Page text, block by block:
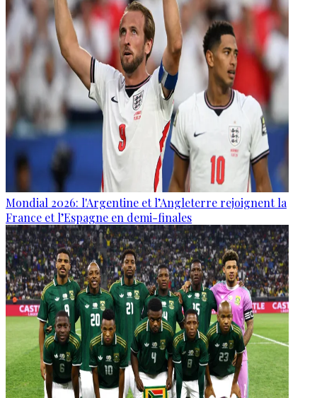
Mondial 2026: l'Argentine et l’Angleterre rejoignent la
France et l’Espagne en demi-finales